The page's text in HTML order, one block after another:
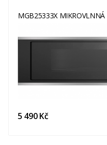
MGB25333X MIKROVLNNÁ
5 490 Kč